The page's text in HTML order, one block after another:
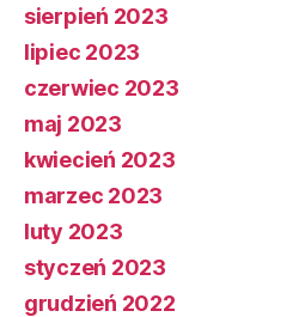
sierpień 2023
lipiec 2023
czerwiec 2023
maj 2023
kwiecień 2023
marzec 2023
luty 2023
styczeń 2023
grudzień 2022